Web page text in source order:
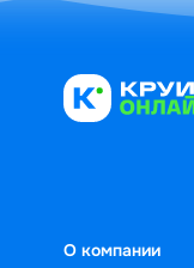
О компании